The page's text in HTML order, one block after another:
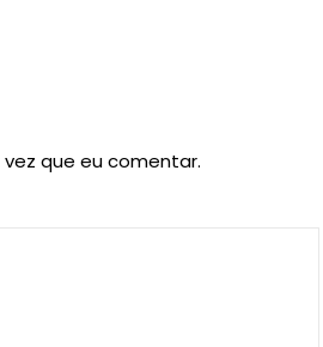
que eu comentar.